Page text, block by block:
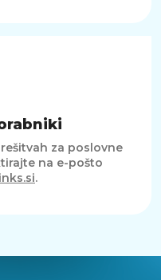
za poslovne
na e-pošto
.